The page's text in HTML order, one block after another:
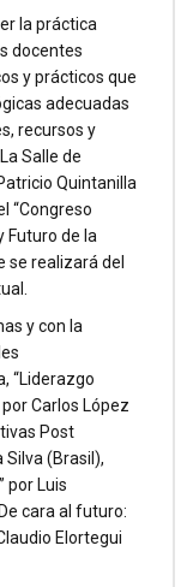
la práctica
docentes
y prácticos que
adecuadas
recursos y
Salle de
Quintanilla
“Congreso
Futuro de la
se realizará del
y con la
“Liderazgo
Carlos López
Post
Silva (Brasil),
por Luis
cara al futuro:
Elortegui